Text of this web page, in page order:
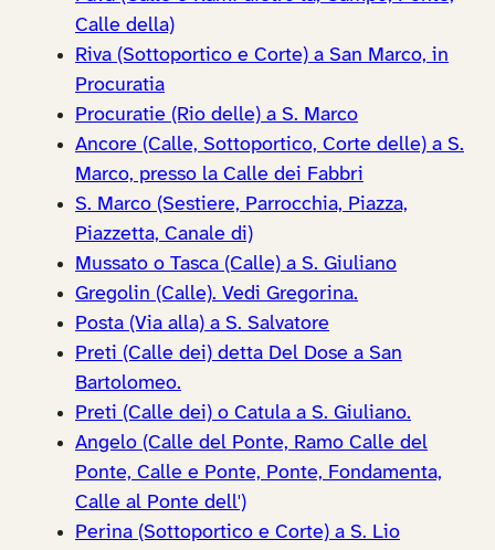
Calle della)
Riva (Sottoportico e Corte) a San Marco, in
Procuratia
Procuratie (Rio delle) a S. Marco
Ancore (Calle, Sottoportico, Corte delle) a S.
Marco, presso la Calle dei Fabbri
S. Marco (Sestiere, Parrocchia, Piazza,
Piazzetta, Canale di)
Mussato o Tasca (Calle) a S. Giuliano
Gregolin (Calle). Vedi Gregorina.
Posta (Via alla) a S. Salvatore
Preti (Calle dei) detta Del Dose a San
Bartolomeo.
Preti (Calle dei) o Catula a S. Giuliano.
Angelo (Calle del Ponte, Ramo Calle del
Ponte, Calle e Ponte, Ponte, Fondamenta,
Calle al Ponte dell')
Perina (Sottoportico e Corte) a S. Lio